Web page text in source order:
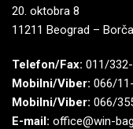
20. oktobra 8
11211 Beograd – Borča
Telefon/Fax: 011/
Mobilni/Viber: 066/
Mobilni/Viber: 066/
E-mail: office@win-